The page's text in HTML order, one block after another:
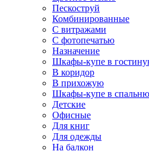
Пескоструй
Комбинированные
С витражами
С фотопечатью
Назначение
Шкафы-купе в
В коридор
В прихожую
Шкафы-купе в спальню
Детские
Офисные
Для книг
Для одежды
На балкон